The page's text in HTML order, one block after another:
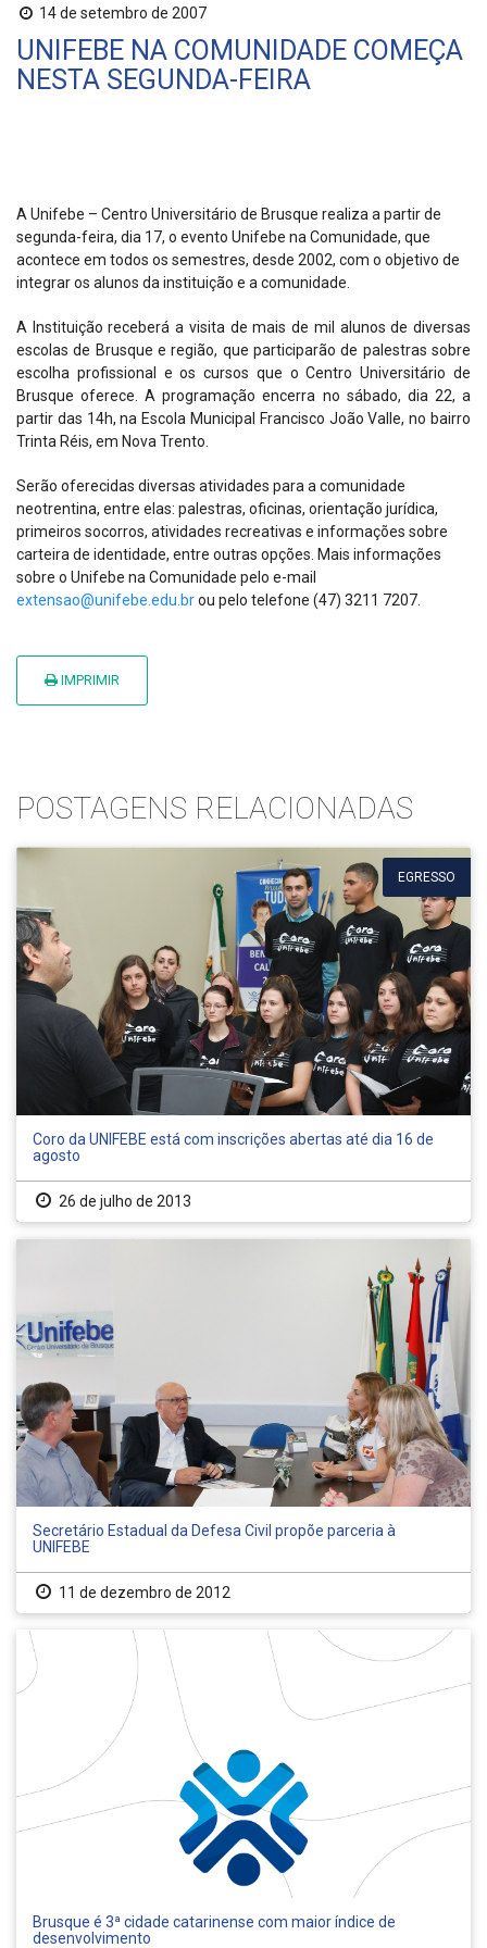
14 de setembro de 2007
UNIFEBE NA COMUNIDADE COMEÇA
NESTA SEGUNDA-FEIRA
A Unifebe – Centro Universitário de Brusque realiza a partir de
segunda-feira, dia 17, o evento Unifebe na Comunidade, que
acontece em todos os semestres, desde 2002, com o objetivo de
integrar os alunos da instituição e a comunidade.
A Instituição receberá a visita de mais de mil alunos de diversas
escolas de Brusque e região, que participarão de palestras sobre
escolha profissional e os cursos que o Centro Universitário de
Brusque oferece. A programação encerra no sábado, dia 22, a
partir das 14h, na Escola Municipal Francisco João Valle, no bairro
Trinta Réis, em Nova Trento.
Serão oferecidas diversas atividades para a comunidade
neotrentina, entre elas: palestras, oficinas, orientação jurídica,
primeiros socorros, atividades recreativas e informações sobre
carteira de identidade, entre outras opções. Mais informações
sobre o Unifebe na Comunidade pelo e-mail
extensao@unifebe.edu.brou pelo telefone (47) 3211 7207.
IMPRIMIR
POSTAGENS RELACIONADAS
EGRESSO
Coro da UNIFEBE está com inscrições abertas até dia 16 de
agosto
26 de julho de 2013
Secretário Estadual da Defesa Civil propõe parceria à
UNIFEBE
11 de dezembro de 2012
Brusque é 3ª cidade catarinense com maior índice de
desenvolvimento